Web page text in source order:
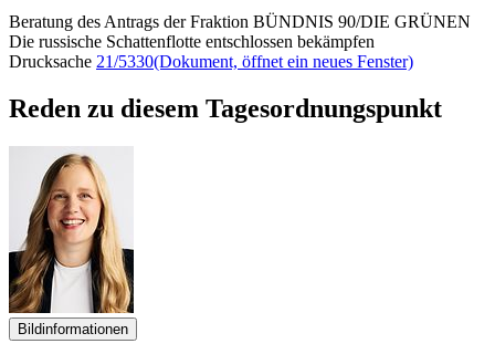
Beratung des Antrags der Fraktion BÜNDNIS 90/DIE GRÜNEN
Die russische Schattenflotte entschlossen bekämpfen
Drucksache 21/5330(Dokument, öffnet ein neues Fenster)
Reden zu diesem Tagesordnungspunkt
Bildinformationen